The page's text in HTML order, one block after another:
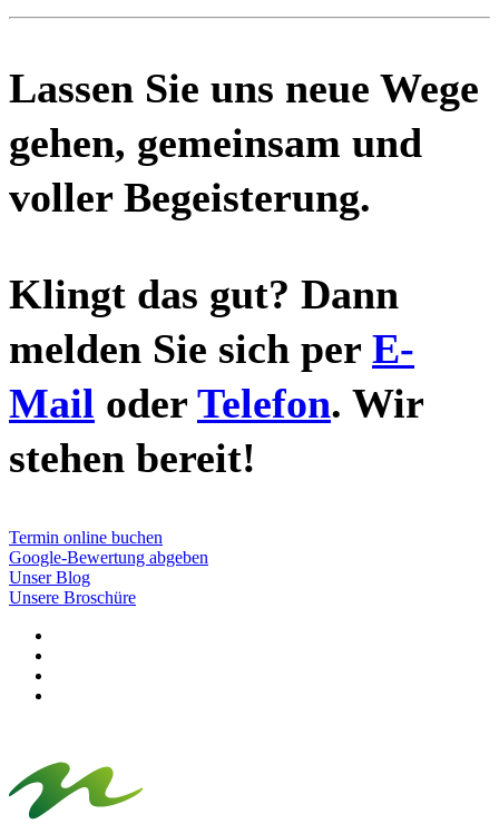
Lassen Sie uns neue Wege
gehen, gemeinsam und
voller Begeisterung.
Klingt das gut? Dann
melden Sie sich per E-
Mail oder Telefon. Wir
stehen bereit!
Termin online buchen
Google-Bewertung abgeben
Unser Blog
Unsere Broschüre